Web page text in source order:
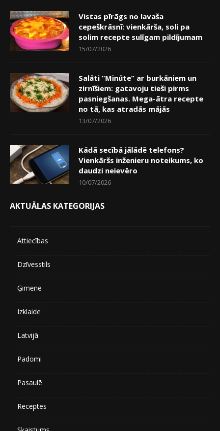
Vistas pīrāgs no lavaša
cepeškrāsnī: vienkārša, soli pa
solim recepte sulīgam pildījumam
15/07/2026
Salāti “Minūte” ar burkāniem un
zirnīšiem: gatavoju tieši pirms
pasniegšanas. Mega-ātra recepte
no tā, kas atradās mājās
13/07/2026
Kādā secībā jālādē telefons?
Vienkāršs inženieru noteikums, ko
daudzi neievēro
10/07/2026
AKTUĀLAS KATEGORIJAS
Attiecības
Dzīvesstils
Ģimene
Izklaide
Latvijā
Padomi
Pasaulē
Receptes